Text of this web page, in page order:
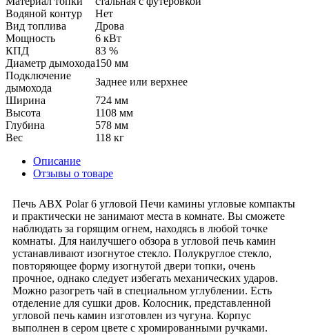
Водяной контур
Нет
Вид топлива
Дрова
Мощность
6 кВт
КПД
83 %
Диаметр дымохода150 мм
Подключение
дымохода
Заднее или верхнее
Ширина
724 мм
Высота
1108 мм
Глубина
578 мм
Вес
118 кг
Описание
Отзывы о товаре
Печь ABX Polar 6 угловой Печи камины угловые компакты
и практически не занимают места в комнате. Вы сможете
наблюдать за горящим огнем, находясь в любой точке
комнаты. Для наилучшего обзора в угловой печь камин
устанавливают изогнутое стекло. Полукруглое стекло,
повторяющее форму изогнутой двери топки, очень
прочное, однако следует избегать механических ударов.
Можно разогреть чай в специальном углублении. Есть
отделение для сушки дров. Колосник, представленной
угловой печь камин изготовлен из чугуна. Корпус
выполнен в сером цвете с хромированными ручками.